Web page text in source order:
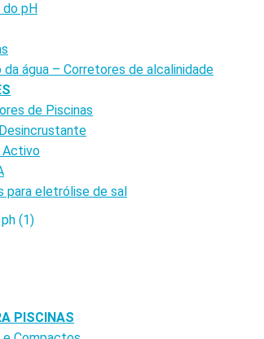
pH
da água – Corretores de alcalinidade
de Piscinas
Activo
para eletrólise de sal
PISCINAS